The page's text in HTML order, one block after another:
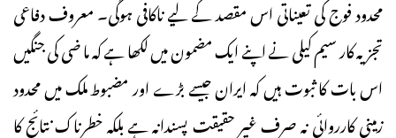
محدود فوج کی تعیناتی اس مقصد کے لیے ناکافی ہوگی۔ معروف دفاعی
تجزیہ کار سیم کیلی نے اپنے ایک مضمون میں لکھا ہے کہ ما ضی کی جنگیں
اس بات کا ثبوت ہیں کہ ایران جیسے بڑے اور مضبوط ملک میں محدود
زمینی کارروائی نہ صرف غیر حقیقت پسندانہ ہے بلکہ خطرناک نتائج کا